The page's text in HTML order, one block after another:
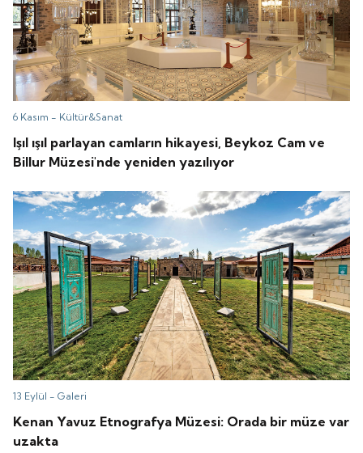
6 Kasım - Kültür&Sanat
Işıl ışıl parlayan camların hikayesi, Beykoz Cam ve
Billur Müzesi'nde yeniden yazılıyor
13 Eylül -Galeri
Kenan Yavuz Etnografya Müzesi: Orada bir müze var
uzakta